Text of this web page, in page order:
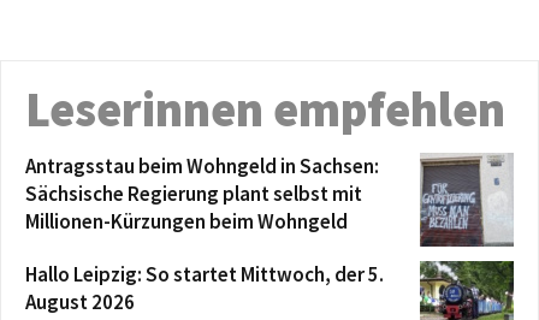
Leserinnen empfehlen
Antragsstau beim Wohngeld in Sachsen:
Sächsische Regierung plant selbst mit
Millionen-Kürzungen beim Wohngeld
Hallo Leipzig: So startet Mittwoch, der 5.
August 2026